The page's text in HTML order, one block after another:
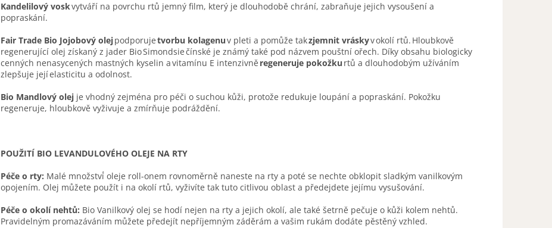
Kandelilový voskvytváří na povrchu rtů jemný film, který je dlouhodobě chrání, zabraňuje jejich vysoušení a
popraskání.
Fair Trade Bio Jojobový olejpodporujetvorbu kolagenuv pleti a pomůže takzjemnit vráskyv okolí rtů. Hloubkově
regenerující olej získaný z jader Bio Simondsie čínské je známý také pod názvem pouštní ořech. Díky obsahu biologicky
cenných nenasycených mastných kyselin a vitamínu E intenzivně regeneruje pokožku rtů a dlouhodobým užíváním
zlepšuje její elasticitu a odolnost.
Bio Mandlový olej je vhodný zejména pro péči o suchou kůži, protože redukuje loupání a popraskání. Pokožku
regeneruje, hloubkově vyživuje a zmírňuje podráždění.
POUŽITÍ BIO LEVANDULOVÉHO OLEJE NA RTY
Péče o rty: Malé množství́ oleje roll-onem rovnoměrně naneste na rty a poté se nechte obklopit sladkým vanilkovým
opojením. Olej můžete použít i na okolí rtů, vyživíte tak tuto citlivou oblast a předejdete jejímu vysušování.
Péče o okolí nehtů: Bio Vanilkový olej se hodí nejen na rty a jejich okolí, ale také šetrně pečuje o kůži kolem nehtů.
Pravidelným promazáváním můžete předejít nepříjemným záděrám a vašim rukám dodáte pěstěný vzhled.